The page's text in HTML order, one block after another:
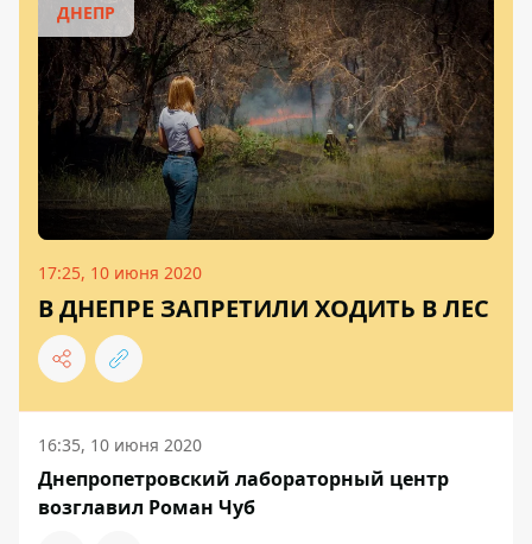
ДНЕПР
17:25, 10 июня 2020
В ДНЕПРЕ ЗАПРЕТИЛИ ХОДИТЬ В ЛЕС
16:35, 10 июня 2020
Днепропетровский лабораторный центр
возглавил Роман Чуб